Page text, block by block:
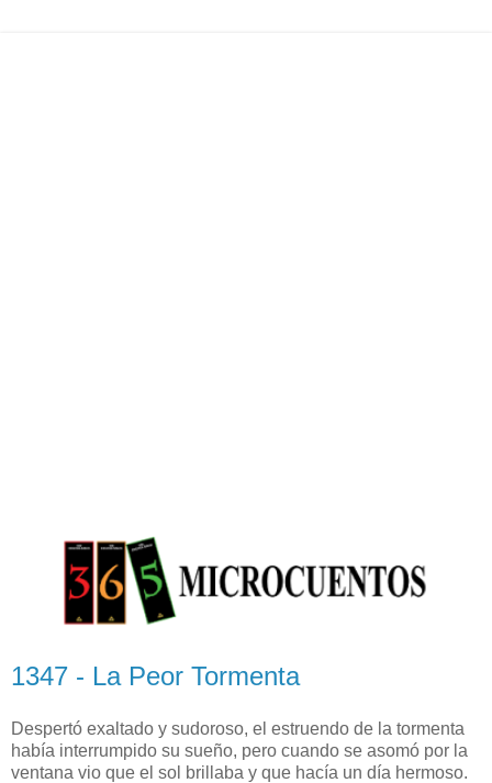
1347 - La Peor Tormenta
Despertó exaltado y sudoroso, el estruendo de la tormenta
había interrumpido su sueño, pero cuando se asomó por la
ventana vio que el sol brillaba y que hacía un día hermoso.